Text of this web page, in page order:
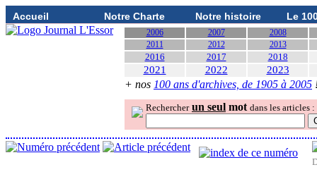
Accueil Notre Charte Notre histoire Le
2006 2007
2008
2011
2012 2013
2016 2017 2018
2021 2022 2023
+ nos 100 ans d'archives, de 1905 à 2005
Rechercher un seul mot dans les articles :